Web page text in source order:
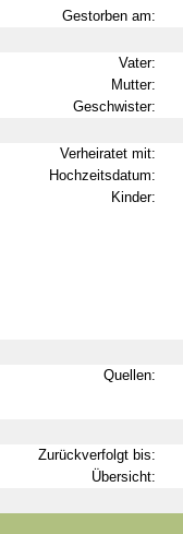
Gestorben am:
Vater:
Mutter:
Geschwister:
Verheiratet mit:
Hochzeitsdatum:
Kinder:
Quellen:
Zurückverfolgt bis:
Übersicht: